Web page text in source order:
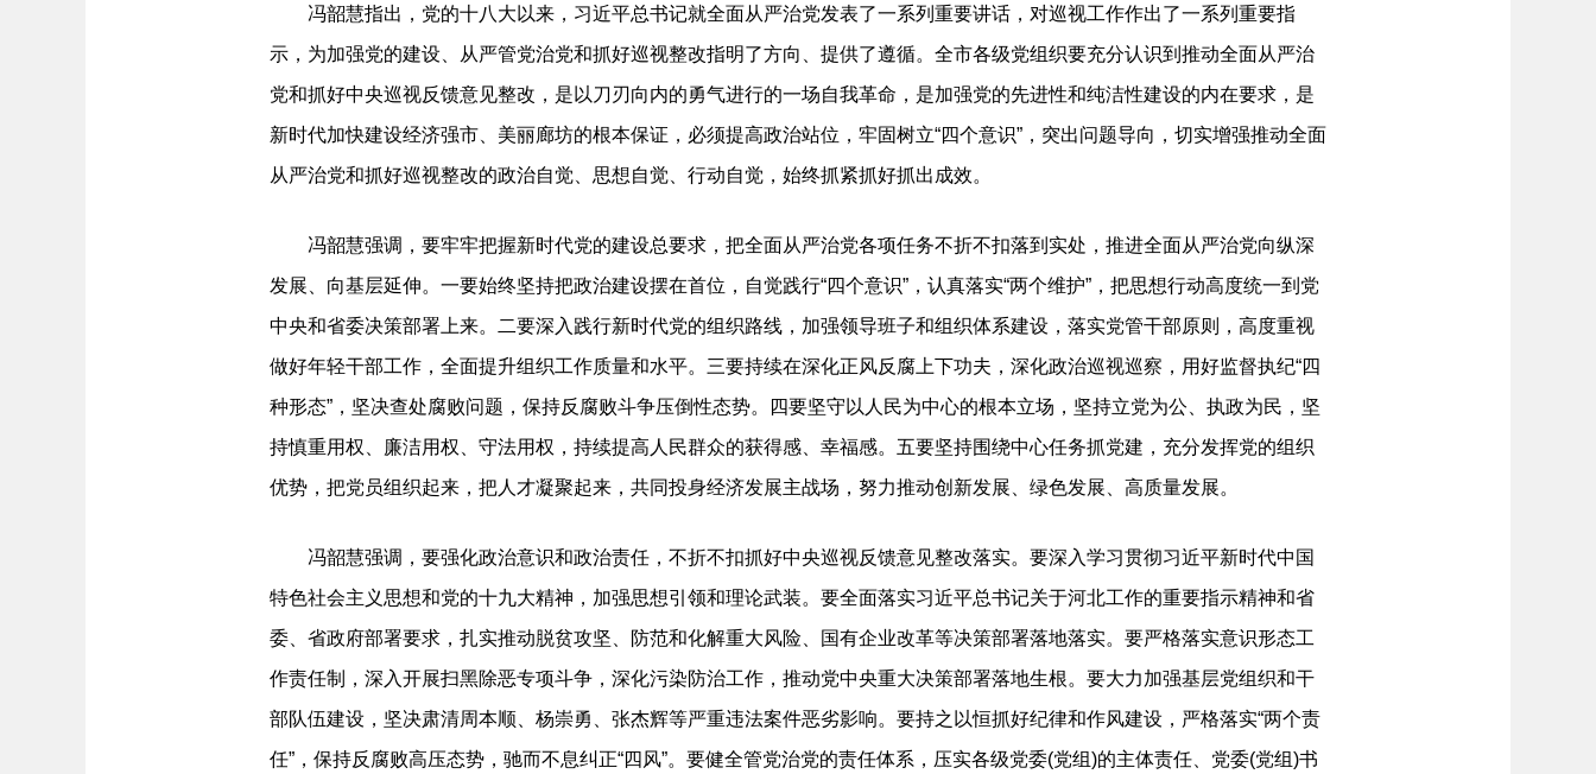
冯韶慧指出，党的十八大以来，习近平总书记就全面从严治党发表了一系列重要讲话，对巡视工作作出了一系列重要指
示，为加强党的建设、从严管党治党和抓好巡视整改指明了方向、提供了遵循。全市各级党组织要充分认识到推动全面从严治
党和抓好中央巡视反馈意见整改，是以刀刃向内的勇气进行的一场自我革命，是加强党的先进性和纯洁性建设的内在要求，是
新时代加快建设经济强市、美丽廊坊的根本保证，必须提高政治站位，牢固树立“四个意识”，突出问题导向，切实增强推动全面
从严治党和抓好巡视整改的政治自觉、思想自觉、行动自觉，始终抓紧抓好抓出成效。
冯韶慧强调，要牢牢把握新时代党的建设总要求，把全面从严治党各项任务不折不扣落到实处，推进全面从严治党向纵深
发展、向基层延伸。一要始终坚持把政治建设摆在首位，自觉践行“四个意识”，认真落实“两个维护”，把思想行动高度统一到党
中央和省委决策部署上来。二要深入践行新时代党的组织路线，加强领导班子和组织体系建设，落实党管干部原则，高度重视
做好年轻干部工作，全面提升组织工作质量和水平。三要持续在深化正风反腐上下功夫，深化政治巡视巡察，用好监督执纪“四
种形态”，坚决查处腐败问题，保持反腐败斗争压倒性态势。四要坚守以人民为中心的根本立场，坚持立党为公、执政为民，坚
持慎重用权、廉洁用权、守法用权，持续提高人民群众的获得感、幸福感。五要坚持围绕中心任务抓党建，充分发挥党的组织
优势，把党员组织起来，把人才凝聚起来，共同投身经济发展主战场，努力推动创新发展、绿色发展、高质量发展。
冯韶慧强调，要强化政治意识和政治责任，不折不扣抓好中央巡视反馈意见整改落实。要深入学习贯彻习近平新时代中国
特色社会主义思想和党的十九大精神，加强思想引领和理论武装。要全面落实习近平总书记关于河北工作的重要指示精神和省
委、省政府部署要求，扎实推动脱贫攻坚、防范和化解重大风险、国有企业改革等决策部署落地落实。要严格落实意识形态工
作责任制，深入开展扫黑除恶专项斗争，深化污染防治工作，推动党中央重大决策部署落地生根。要大力加强基层党组织和干
部队伍建设，坚决肃清周本顺、杨崇勇、张杰辉等严重违法案件恶劣影响。要持之以恒抓好纪律和作风建设，严格落实“两个责
任”，保持反腐败高压态势，驰而不息纠正“四风”。要健全管党治党的责任体系，压实各级党委(党组)的主体责任、党委(党组)书